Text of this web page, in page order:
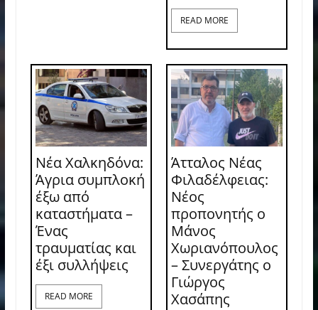
READ MORE
Νέα Χαλκηδόνα:
Άγρια συμπλοκή
έξω από
καταστήματα –
Ένας
τραυματίας και
έξι συλλήψεις
READ MORE
Άτταλος Νέας
Φιλαδέλφειας:
Νέος
προπονητής ο
Μάνος
Χωριανόπουλος
– Συνεργάτης ο
Γιώργος
Χασάπης